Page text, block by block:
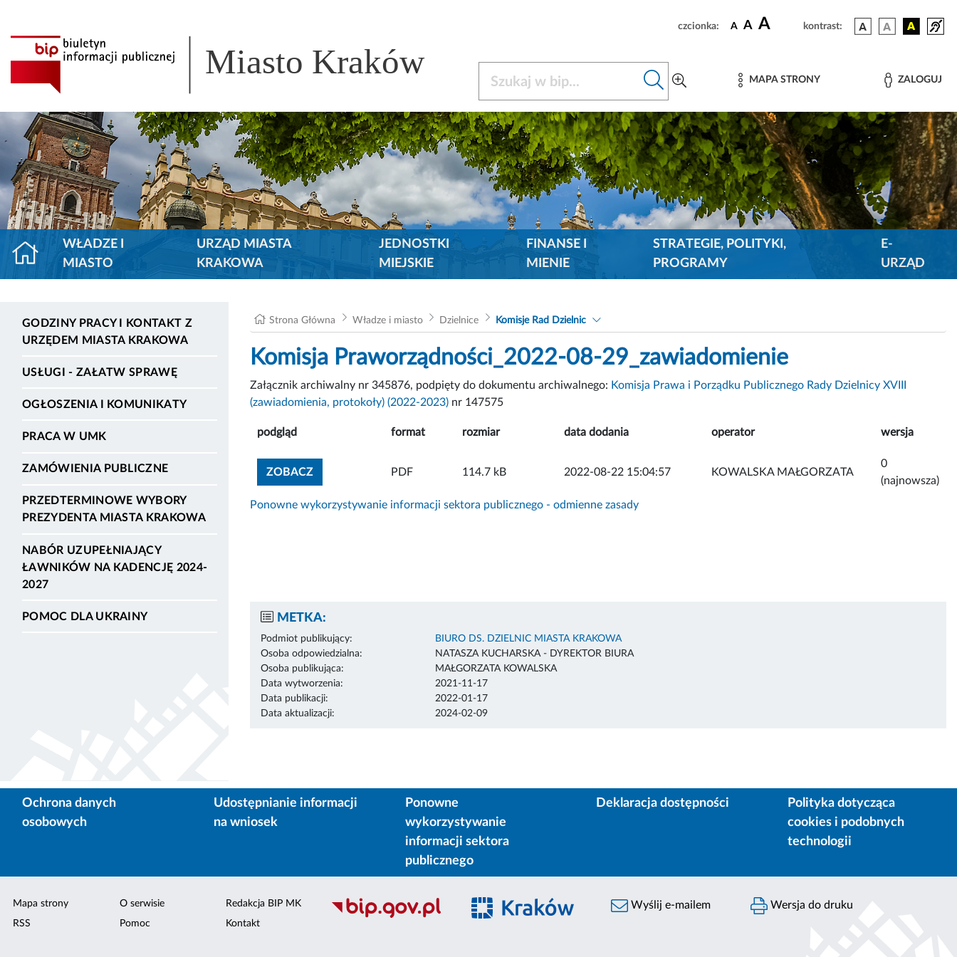
czcionka: A A A kontrast:
Miasto Kraków MAPA STRONY ZALOGUJ
WŁADZE I
MIASTO
URZĄD MIASTA
KRAKOWA
JEDNOSTKI
MIEJSKIE
FINANSE I
MIENIE
STRATEGIE, POLITYKI,
PROGRAMY
E-
URZĄD
GODZINY PRACY I KONTAKT Z
URZĘDEM MIASTA KRAKOWA
USŁUGI - ZAŁATW SPRAWĘ
OGŁOSZENIA I KOMUNIKATY
PRACA W UMK
ZAMÓWIENIA PUBLICZNE
PRZEDTERMINOWE WYBORY
PREZYDENTA MIASTA KRAKOWA
NABÓR UZUPEŁNIAJĄCY
ŁAWNIKÓW NA KADENCJĘ 2024-
2027
POMOC DLA UKRAINY
Strona Główna Władze i miasto Dzielnice Komisje Rad Dzielnic
Komisja Praworządności_2022-08-29_zawiadomienie
Załącznik archiwalny nr 345876, podpięty do dokumentu archiwalnego: Komisja Prawa i Porządku Publicznego Rady Dzielnicy XVIII
(zawiadomienia, protokoły) (2022-2023) nr 147575
podgląd format rozmiar data dodania operator wersja
ZOBACZZOBACZ ZAŁĄCZNIK
PDF 114.7 kB 2022-08-22 15:04:57 KOWALSKA MAŁGORZATA
0
(najnowsza)
Ponowne wykorzystywanie informacji sektora publicznego - odmienne zasady
METKA:
Podmiot publikujący:
BIURO DS. DZIELNIC MIASTA KRAKOWA
Osoba odpowiedzialna:
NATASZA KUCHARSKA - DYREKTOR BIURA
Osoba publikująca:
MAŁGORZATA KOWALSKA
Data wytworzenia:
2021-11-17
Data publikacji:
2022-01-17
Data aktualizacji:
2024-02-09
Ochrona danych
osobowych
Udostępnianie informacji
na wniosek
Ponowne
wykorzystywanie
informacji sektora
publicznego
Deklaracja dostępności
Polityka dotycząca
cookies i podobnych
technologii
Mapa strony
RSS
O serwisie
Pomoc
Redakcja BIP MK
Kontakt
Wyślij e-mailem Wersja do druku